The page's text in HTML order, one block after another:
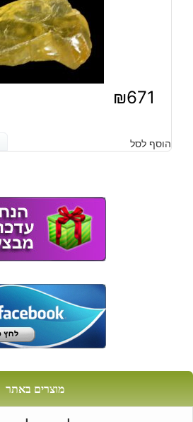
₪671
הוסף לסל
מוצרים באתר